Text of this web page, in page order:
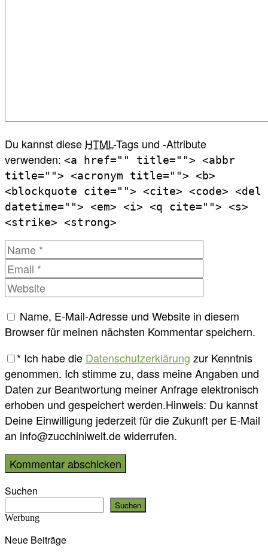
Du kannst diese HTML-Tags und -Attribute
verwenden: <a href="" title=""> <abbr
title=""> <acronym title=""> <b>
<blockquote cite=""> <cite> <code> <del
datetime=""> <em> <i> <q cite=""> <s>
<strike> <strong>
Name, E-Mail-Adresse und Website in diesem
Browser für meinen nächsten Kommentar speichern.
* Ich habe die Datenschutzerklärung zur Kenntnis
genommen. Ich stimme zu, dass meine Angaben und
Daten zur Beantwortung meiner Anfrage elektronisch
erhoben und gespeichert werden.Hinweis: Du kannst
Deine Einwilligung jederzeit für die Zukunft per E-Mail
an info@zucchiniwelt.de widerrufen.
Suchen
Suchen
Werbung
Neue Beiträge